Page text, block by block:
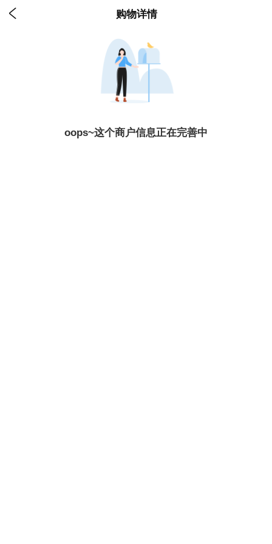
 购物详情
oops~这个商户信息正在完善中